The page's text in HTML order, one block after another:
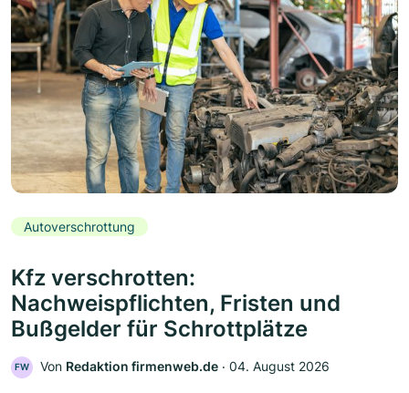
Autoverschrottung
Kfz verschrotten:
Nachweispflichten, Fristen und
Bußgelder für Schrottplätze
FW Von Redaktion firmenweb.de ‧ 04. August 2026